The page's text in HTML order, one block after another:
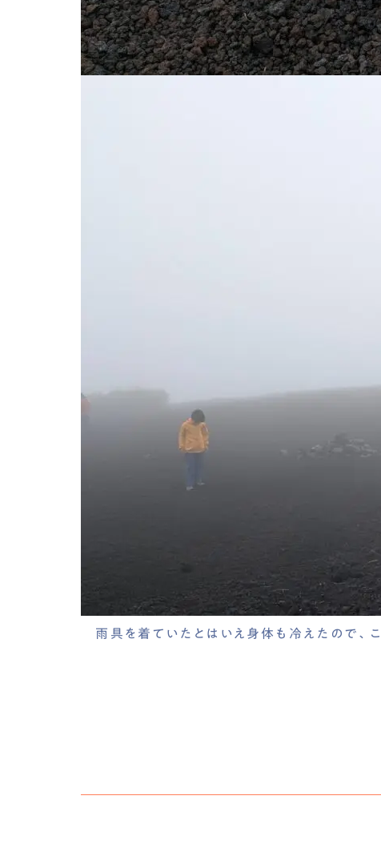
雨具を着ていたとはいえ身体も冷えたので、